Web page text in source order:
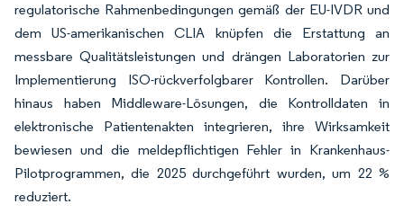
regulatorische Rahmenbedingungen gemäß der EU-IVDR und
dem US-amerikanischen CLIA knüpfen die Erstattung an
messbare Qualitätsleistungen und drängen Laboratorien zur
Implementierung ISO-rückverfolgbarer Kontrollen. Darüber
hinaus haben Middleware-Lösungen, die Kontrolldaten in
elektronische Patientenakten integrieren, ihre Wirksamkeit
bewiesen und die meldepflichtigen Fehler in Krankenhaus-
Pilotprogrammen, die 2025 durchgeführt wurden, um 22 %
reduziert.